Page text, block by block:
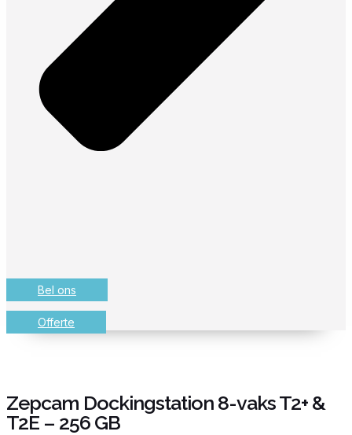
Bel ons
Offerte
Zepcam Dockingstation 8-vaks T2+ &
T2E – 256 GB